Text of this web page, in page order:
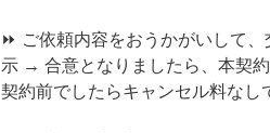
⏩ ご依頼内容をおうかがいして
示 → 合意となりましたら、本契
契約前でしたらキャンセル料なし